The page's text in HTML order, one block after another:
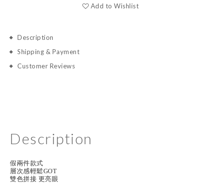
Add to Wishlist
Description
Shipping & Payment
Customer Reviews
Description
假兩件款式
層次感輕鬆GOT
雙色拼接 更亮眼